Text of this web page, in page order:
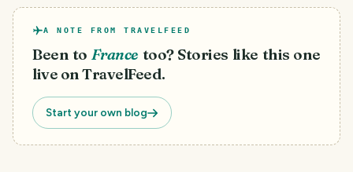
A NOTE FROM TRAVELFEED
Been to France too? Stories like this one
live on TravelFeed.
Start your own blog